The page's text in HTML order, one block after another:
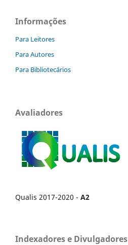
Informações
Para Leitores
Para Autores
Para Bibliotecários
Avaliadores
Qualis 2017-2020 - A2
Indexadores e Divulgadores